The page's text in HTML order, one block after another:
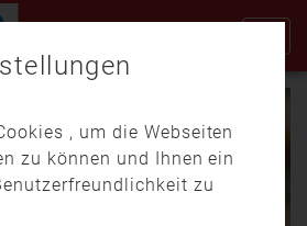
, um die Webseiten
zu können und Ihnen ein
zu